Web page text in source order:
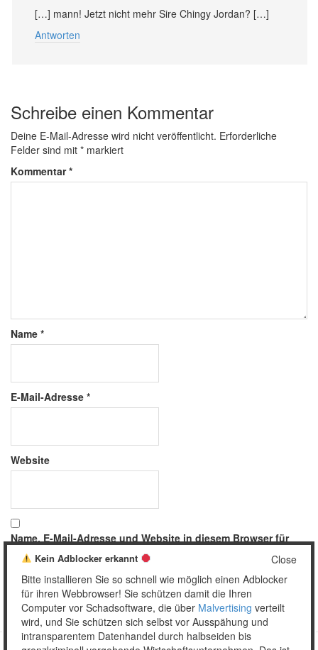
[…] mann! Jetzt nicht mehr Sire Chingy Jordan? […]
Antworten
Schreibe einen Kommentar
Deine E-Mail-Adresse wird nicht veröffentlicht. Erforderliche
Felder sind mit * markiert
Kommentar*
Name *
E-Mail-Adresse *
Website
Name, E-Mail-Adresse und Website in diesem Browser für
meinen nächsten Kommentar speichern.
Close
Kein Adblocker erkannt
Bitte installieren Sie so schnell wie möglich einen Adblocker
für ihren Webbrowser! Sie schützen damit die Ihren
Computer vor Schadsoftware, die über Malvertising verteilt
wird, und Sie schützen sich selbst vor Ausspähung und
intransparentem Datenhandel durch halbseiden bis